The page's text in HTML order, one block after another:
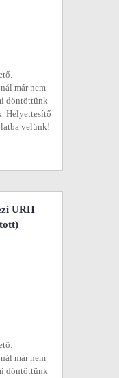
már nem
döntöttünk
Helyettesítő
velünk!
URH
már nem
döntöttünk